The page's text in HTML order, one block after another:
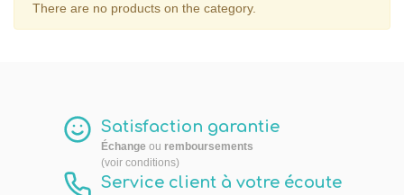
There are no products on the category.
Satisfaction garantie
Échange ou remboursements
(voir conditions)
Service client à votre écoute